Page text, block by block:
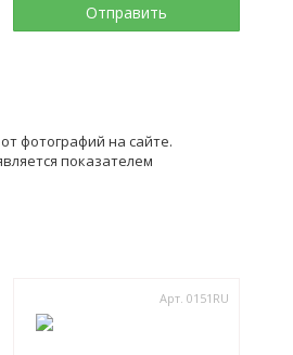
фотографий на сайте.
показателем
Арт. 0151RU